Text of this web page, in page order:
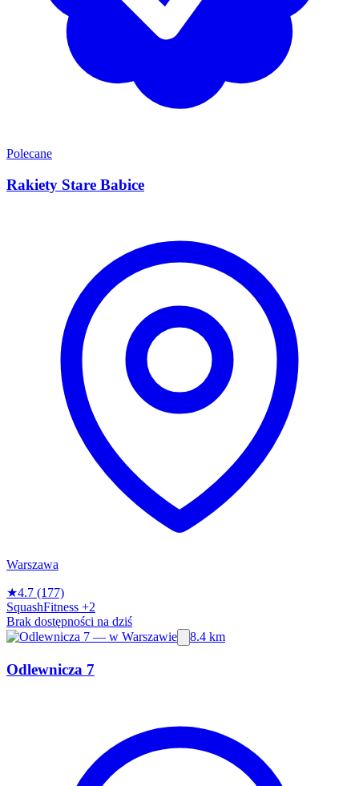
Polecane
Rakiety Stare Babice
Warszawa
★4.7 (177)
SquashFitness +2
Brak dostępności na dziś
8.4 km
Odlewnicza 7